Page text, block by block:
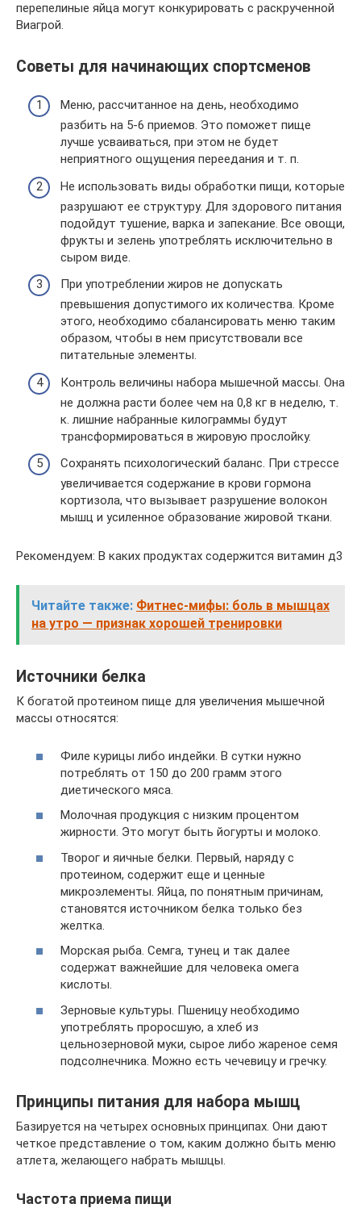
перепелиные яйца могут конкурировать с раскрученной
Виагрой.
Советы для начинающих спортсменов
Меню, рассчитанное на день, необходимо
разбить на 5-6 приемов. Это поможет пище
лучше усваиваться, при этом не будет
неприятного ощущения переедания и т. п.
Не использовать виды обработки пищи, которые
разрушают ее структуру. Для здорового питания
подойдут тушение, варка и запекание. Все овощи,
фрукты и зелень употреблять исключительно в
сыром виде.
При употреблении жиров не допускать
превышения допустимого их количества. Кроме
этого, необходимо сбалансировать меню таким
образом, чтобы в нем присутствовали все
питательные элементы.
Контроль величины набора мышечной массы. Она
не должна расти более чем на 0,8 кг в неделю, т.
к. лишние набранные килограммы будут
трансформироваться в жировую прослойку.
Сохранять психологический баланс. При стрессе
увеличивается содержание в крови гормона
кортизола, что вызывает разрушение волокон
мышц и усиленное образование жировой ткани.
Рекомендуем: В каких продуктах содержится витамин д3
Читайте также: Фитнес-мифы: боль в мышцах
на утро — признак хорошей тренировки
Источники белка
К богатой протеином пище для увеличения мышечной
массы относятся:
Филе курицы либо индейки. В сутки нужно
потреблять от 150 до 200 грамм этого
диетического мяса.
Молочная продукция с низким процентом
жирности. Это могут быть йогурты и молоко.
Творог и яичные белки. Первый, наряду с
протеином, содержит еще и ценные
микроэлементы. Яйца, по понятным причинам,
становятся источником белка только без
желтка.
Морская рыба. Семга, тунец и так далее
содержат важнейшие для человека омега
кислоты.
Зерновые культуры. Пшеницу необходимо
употреблять проросшую, а хлеб из
цельнозерновой муки, сырое либо жареное семя
подсолнечника. Можно есть чечевицу и гречку.
Принципы питания для набора мышц
Базируется на четырех основных принципах. Они дают
четкое представление о том, каким должно быть меню
атлета, желающего набрать мышцы.
Частота приема пищи